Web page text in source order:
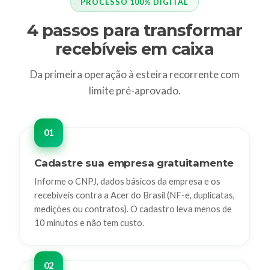
4 passos para transformar
recebíveis em caixa
Da primeira operação à esteira recorrente com
limite pré-aprovado.
Cadastre sua empresa gratuitamente
Informe o CNPJ, dados básicos da empresa e os
recebíveis contra a Acer do Brasil (NF-e, duplicatas,
medições ou contratos). O cadastro leva menos de
10 minutos e não tem custo.